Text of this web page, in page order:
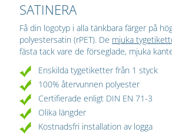
SATINERA
Få din logotyp i alla tänkbara färger på
polyestersatin (rPET). De mjuka
fästa tack vare de förseglade, mjuka
Enskilda tygetiketter från 1 styck
100% återvunnen polyester
Certifierade enligt DIN EN 71-3
Olika längder
Kostnadsfri installation av logga